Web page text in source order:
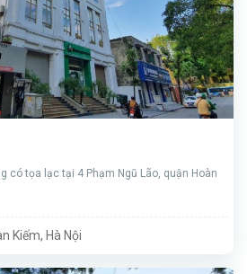
có tọa lạc tại 4 Phạm Ngũ Lão, quận Hoàn
Kiếm, Hà Nội